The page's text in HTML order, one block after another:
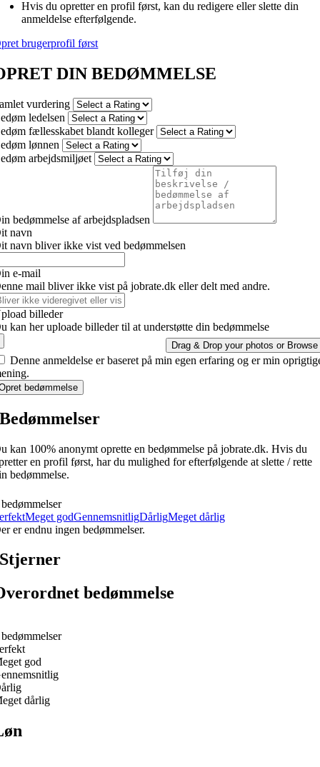
Hvis du opretter en profil først, kan du redigere eller slette din
anmeldelse efterfølgende.
brugerprofil først
DIN BEDØMMELSE
vurdering
ledelsen
fællesskabet blandt kolleger
lønnen
arbejdsmiljøet
bedømmelse af arbejdspladsen
navn
navn bliver ikke vist ved bedømmelsen
e-mail
mail bliver ikke vist på jobrate.dk eller delt med andre.
billeder
kan her uploade billeder til at understøtte din bedømmelse
Drag & Drop your photos or Browse
Denne anmeldelse er baseret på min egen erfaring og er min
bedømmelse
Bedømmelser
kan 100% anonymt oprette en bedømmelse på jobrate.dk. Hvis du
en profil først, har du mulighed for efterfølgende at slette / rette
bedømmelse.
Meget godGennemsnitligDårligMeget dårlig
er endnu ingen bedømmelser.
Stjerner
bedømmelse
god
dårlig